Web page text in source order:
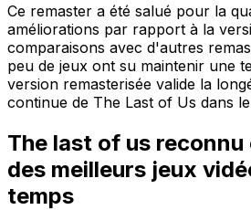
Ce remaster a été salué pour la
améliorations par rapport à la
comparaisons avec d'autres
peu de jeux ont su maintenir une
version remasterisée valide la
continue de The Last of Us dans
The last of us reconnu
des meilleurs jeux
temps